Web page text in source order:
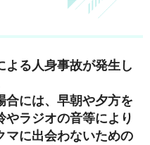
よる人身事故が発生し
合には、早朝や夕方を
ラジオの音等により
マに出会わないための